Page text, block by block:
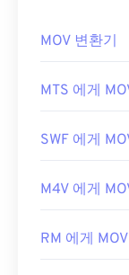
VLC 미디어 플
션입니다.
있습니다. 하
HandBrake는
도구입니다.
개발자:
MOV 파
기본적으로
Player로 열
서 열리지 않
동하는VLC
다. AutoCAD
MOV 변환기
MTS 에게
SWF 에게
M4V 에게
RM 에게 MOV